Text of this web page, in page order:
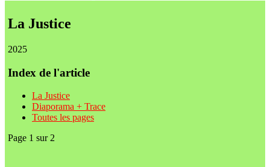
La Justice
2025
Index de l'article
La Justice
Diaporama + Trace
Toutes les pages
Page 1 sur 2